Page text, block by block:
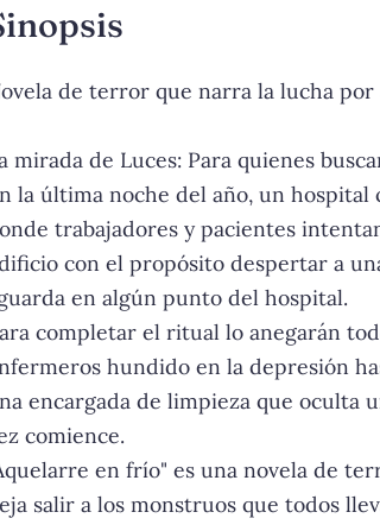
de terror que narra la lucha
mirada de Luces: Para quienes
la última noche del año, un
trabajadores y pacientes
con el propósito despertar a
en algún punto del hospital.
completar el ritual lo anegarán
hundido en la depresión
encargada de limpieza que oculta
comience.
en frío" es una novela de
salir a los monstruos que todos